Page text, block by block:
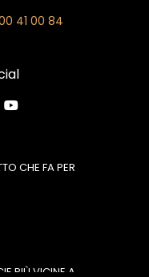
41 00 84
CHE FA PER
PIÙ VICINE A